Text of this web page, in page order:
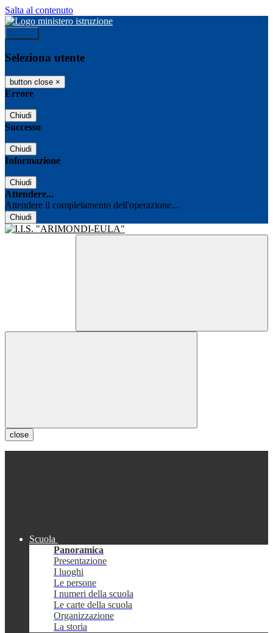
Salta al contenuto
Seleziona utente
button close ×
Errore
Chiudi
Successo
Chiudi
Informazione
Chiudi
Attendere...
Attendere il completamento dell'operazione...
Chiudi
close
Scuola
Panoramica
Presentazione
I luoghi
Le persone
I numeri della scuola
Le carte della scuola
Organizzazione
La storia